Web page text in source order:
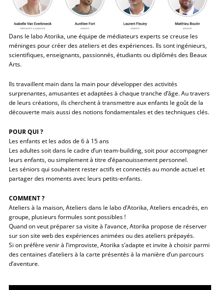
Dans le labo Atorika, une équipe de médiateurs experts se creuse les
méninges pour créer des ateliers et des expériences. Ils sont ingénieurs,
scientifiques, enseignants, passionnés, étudiants ou diplômés des Beaux
Arts.
Ils travaillent main dans la main pour développer des activités
surprenantes, amusantes et adaptées à chaque tranche d’âge. Au travers
de leurs créations, ils cherchent à transmettre aux enfants le goût de la
découverte mais aussi des notions fondamentales et des techniques clés.
POUR QUI ?
Les enfants et les ados de 6 à 15 ans
Les adultes soit dans le cadre d’un team-building, soit pour accompagner
leurs enfants, ou simplement à titre d’épanouissement personnel.
Les séniors qui souhaitent rester actifs et connectés au monde actuel et
partager des moments avec leurs petits-enfants.
COMMENT ?
Ateliers à la maison, Ateliers dans le labo d’Atorika, Ateliers encadrés, en
groupe, plusieurs formules sont possibles !
Quand on veut préparer sa visite à l’avance, Atorika propose de réserver
sur son site web des expériences animées ou des ateliers prépayés.
Si on préfère venir à l’improviste, Atorika s’adapte et invite à choisir parmi
des centaines d’ateliers à la carte présentés à la manière d’un parcours
d’aventure.